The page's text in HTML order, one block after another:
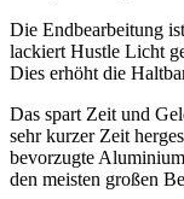
Die Endbearbeitung
lackiert Hustle Licht
Dies erhöht die
Das spart Zeit und
sehr kurzer Zeit
bevorzugte
den meisten großen